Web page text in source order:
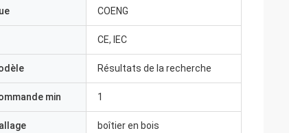
COENG
CE, IEC
Résultats de la recherche
min 1
boîtier en bois